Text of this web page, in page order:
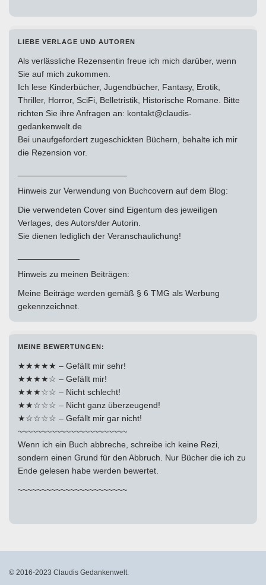
LIEBE VERLAGE UND AUTOREN
Als verlässliche Rezensentin freue ich mich darüber, wenn
Sie auf mich zukommen.
Ich lese Kinderbücher, Jugendbücher, Fantasy, Erotik,
Thriller, Horror, SciFi, Belletristik, Historische Romane. Bitte
richten Sie ihre Anfragen an: kontakt@claudis-
gedankenwelt.de
Bei unaufgefordert zugeschickten Büchern, behalte ich mir
die Rezension vor.
Hinweis zur Verwendung von Buchcovern auf dem Blog:
Die verwendeten Cover sind Eigentum des jeweiligen
Verlages, des Autors/der Autorin.
Sie dienen lediglich der Veranschaulichung!
Hinweis zu meinen Beiträgen:
Meine Beiträge werden gemäß § 6 TMG als Werbung
gekennzeichnet.
MEINE BEWERTUNGEN:
★★★★★ – Gefällt mir sehr!
★★★★☆ – Gefällt mir!
★★★☆☆ – Nicht schlecht!
★★☆☆☆ – Nicht ganz überzeugend!
★☆☆☆☆ – Gefällt mir gar nicht!
~~~~~~~~~~~~~~~~~~~~~~~
Wenn ich ein Buch abbreche, schreibe ich keine Rezi,
sondern einen Grund für den Abbruch. Nur Bücher die ich zu
Ende gelesen habe werden bewertet.
~~~~~~~~~~~~~~~~~~~~~~~
© 2016-2023 Claudis Gedankenwelt.